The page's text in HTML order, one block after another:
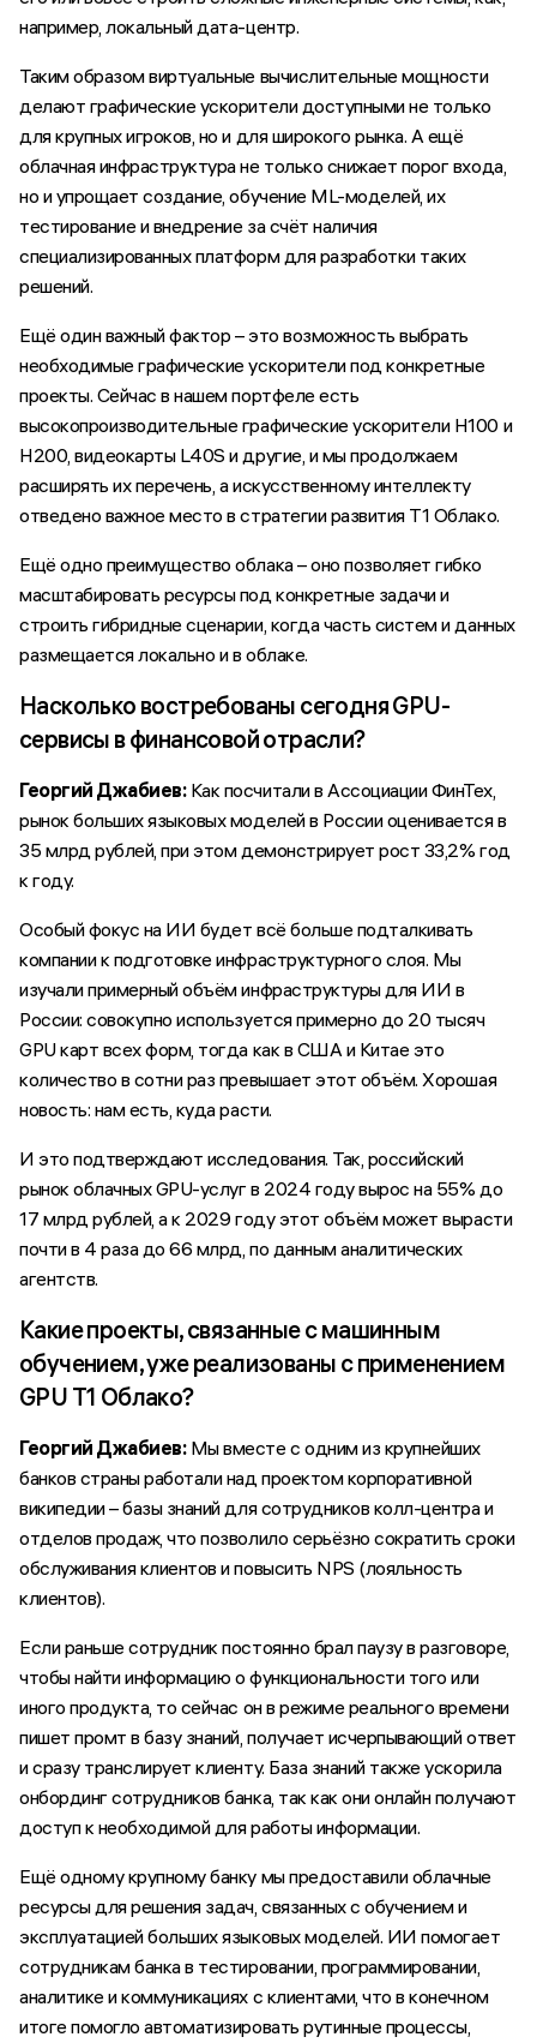
например, локальный дата-центр.
Таким образом виртуальные вычислительные мощности
делают графические ускорители доступными не только
для крупных игроков, но и для широкого рынка. А ещё
облачная инфраструктура не только снижает порог входа,
но и упрощает создание, обучение ML-моделей, их
тестирование и внедрение за счёт наличия
специализированных платформ для разработки таких
решений.
Ещё один важный фактор – это возможность выбрать
необходимые графические ускорители под конкретные
проекты. Сейчас в нашем портфеле есть
высокопроизводительные графические ускорители H100 и
H200, видеокарты L40S и другие, и мы продолжаем
расширять их перечень, а искусственному интеллекту
отведено важное место в стратегии развития Т1 Облако.
Ещё одно преимущество облака – оно позволяет гибко
масштабировать ресурсы под конкретные задачи и
строить гибридные сценарии, когда часть систем и данных
размещается локально и в облаке.
Насколько востребованы сегодня GPU-
сервисы в финансовой отрасли?
Георгий Джабиев:Как посчитали в Ассоциации ФинТех,
рынок больших языковых моделей в России оценивается в
35 млрд рублей, при этом демонстрирует рост 33,2% год
к году.
Особый фокус на ИИ будет всё больше подталкивать
компании к подготовке инфраструктурного слоя. Мы
изучали примерный объём инфраструктуры для ИИ в
России: совокупно используется примерно до 20 тысяч
GPU карт всех форм, тогда как в США и Китае это
количество в сотни раз превышает этот объём. Хорошая
новость: нам есть, куда расти.
И это подтверждают исследования. Так, российский
рынок облачных GPU-услуг в 2024 году вырос на 55% до
17 млрд рублей, а к 2029 году этот объём может вырасти
почти в 4 раза до 66 млрд, по данным аналитических
агентств.
Какие проекты, связанные с машинным
обучением, уже реализованы с применением
GPU Т1 Облако?
Георгий Джабиев:Мы вместе с одним из крупнейших
банков страны работали над проектом корпоративной
википедии – базы знаний для сотрудников колл-центра и
отделов продаж, что позволило серьёзно сократить сроки
обслуживания клиентов и повысить NPS (лояльность
клиентов).
Если раньше сотрудник постоянно брал паузу в разговоре,
чтобы найти информацию о функциональности того или
иного продукта, то сейчас он в режиме реального времени
пишет промт в базу знаний, получает исчерпывающий ответ
и сразу транслирует клиенту. База знаний также ускорила
онбординг сотрудников банка, так как они онлайн получают
доступ к необходимой для работы информации.
Ещё одному крупному банку мы предоставили облачные
ресурсы для решения задач, связанных с обучением и
эксплуатацией больших языковых моделей. ИИ помогает
сотрудникам банка в тестировании, программировании,
аналитике и коммуникациях с клиентами, что в конечном
итоге помогло автоматизировать рутинные процессы,